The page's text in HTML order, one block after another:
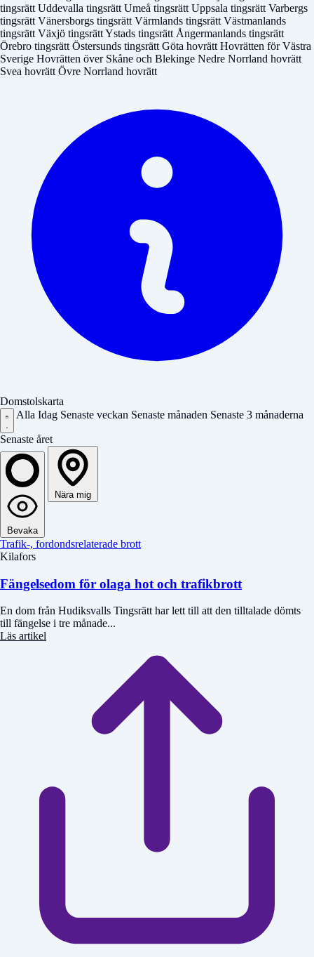
tingsrätt Uddevalla tingsrätt Umeå tingsrätt Uppsala tingsrätt Varbergs
tingsrätt Vänersborgs tingsrätt Värmlands tingsrätt Västmanlands
tingsrätt Växjö tingsrättYstads tingsrätt Ångermanlands tingsrätt
Örebro tingsrätt Östersunds tingsrätt Göta hovrätt Hovrätten för Västra
Sverige Hovrätten över Skåne och Blekinge Nedre Norrland hovrätt
Svea hovrätt Övre Norrland hovrätt
Domstolskarta
Alla Idag Senaste veckan Senaste månaden Senaste 3 månaderna
Senaste året
Bevaka
Nära mig
Trafik-, fordondsrelaterade brott
Kilafors
Fängelsedom för olaga hot och trafikbrott
En dom från Hudiksvalls Tingsrätt har lett till att den tilltalade dömts
till fängelse i tre månade...
Läs artikel